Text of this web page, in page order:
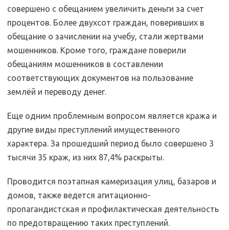
совершено с обещанием увеличить деньги за счет
процентов. Более двухсот граждан, поверивших в
обещание о зачислении на учебу, стали жертвами
мошенников. Кроме того, граждане поверили
обещаниям мошенников в составлении
соответствующих документов на пользование
землёй и переводу денег.
Еще одним проблемным вопросом является кража и
другие виды преступлений имущественного
характера. За прошедший период было совершено 3
тысячи 35 краж, из них 87,4% раскрыты.
Проводится поэтапная камеризация улиц, базаров и
домов, также ведется агитационно-
пропагандистская и профилактическая деятельность
по предотвращению таких преступлений.